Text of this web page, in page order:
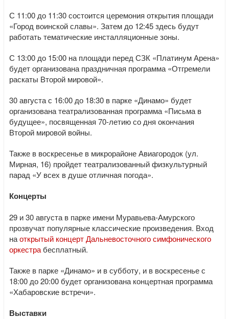
С 11:00 до 11:30 состоится церемония открытия площади
«Город воинской славы». Затем до 12:45 здесь будут
работать тематические инсталляционные зоны.
С 13:00 до 15:00 на площади перед СЗК «Платинум Арена»
будет организована праздничная программа «Отгремели
раскаты Второй мировой».
30 августа с 16:00 до 18:30 в парке «Динамо» будет
организована театрализованная программа «Письма в
будущее», посвященная 70-летию со дня окончания
Второй мировой войны.
Также в воскресенье в микрорайоне Авиагородок (ул.
Мирная, 16) пройдет театрализованный физкультурный
парад «У всех в душе отличная погода».
Концерты
29 и 30 августа в парке имени Муравьева-Амурского
прозвучат популярные классические произведения. Вход
наоткрытый концерт Дальневосточного симфонического
оркестра бесплатный.
Также в парке «Динамо» и в субботу, и в воскресенье с
18:00 до 20:00 будет организована концертная программа
«Хабаровские встречи».
Выставки